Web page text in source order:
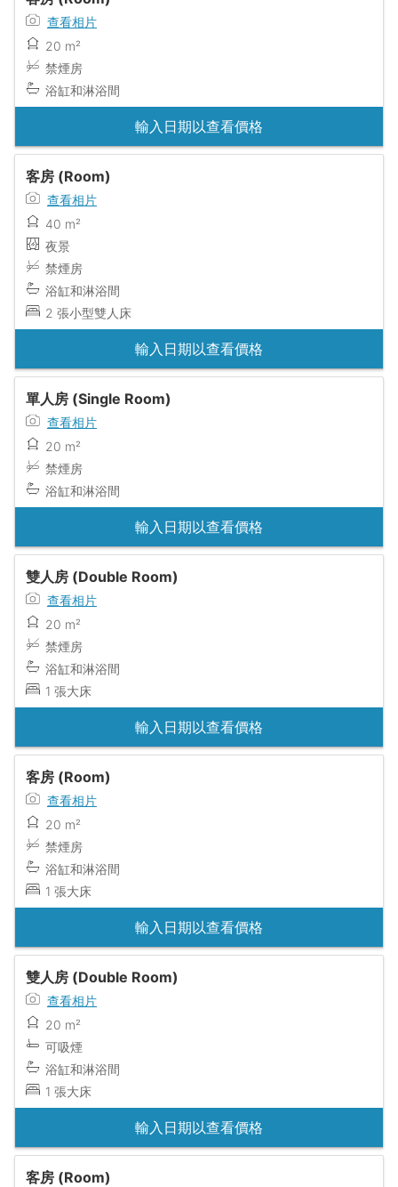
查看相片
20 m²
禁煙房
浴缸和淋浴間
輸入日期以查看價格
客房 (Room)
查看相片
40 m²
夜景
禁煙房
浴缸和淋浴間
2 張小型雙人床
輸入日期以查看價格
單人房 (Single Room)
查看相片
20 m²
禁煙房
浴缸和淋浴間
輸入日期以查看價格
雙人房 (Double Room)
查看相片
20 m²
禁煙房
浴缸和淋浴間
1 張大床
輸入日期以查看價格
客房 (Room)
查看相片
20 m²
禁煙房
浴缸和淋浴間
1 張大床
輸入日期以查看價格
雙人房 (Double Room)
查看相片
20 m²
可吸煙
浴缸和淋浴間
1 張大床
輸入日期以查看價格
客房 (Room)